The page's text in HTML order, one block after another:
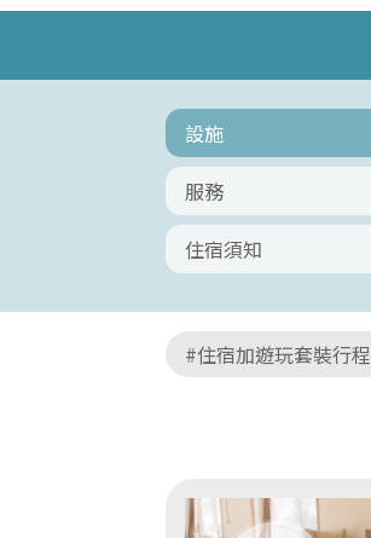
設施
服務
住宿須知
#住宿加遊玩套裝行程